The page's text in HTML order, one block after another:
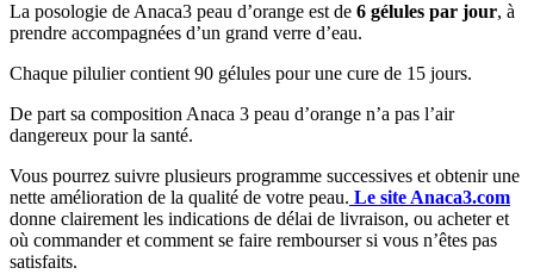
La posologie de Anaca3 peau d’orange est de 6 gélules par jour, à
prendre accompagnées d’un grand verre d’eau.
Chaque pilulier contient 90 gélules pour une cure de 15 jours.
De part sa composition Anaca 3 peau d’orange n’a pas l’air
dangereux pour la santé.
Vous pourrez suivre plusieurs programme successives et obtenir une
nette amélioration de la qualité de votre peau. Le site Anaca3.com
donne clairement les indications de délai de livraison, ou acheter et
où commander et comment se faire rembourser si vous n’êtes pas
satisfaits.